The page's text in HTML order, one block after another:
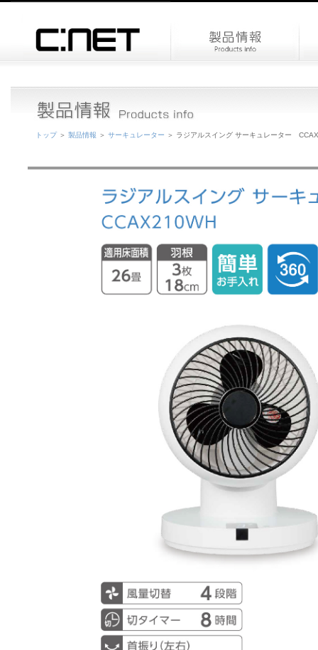
トップ＞ 製品情報 ＞ サーキュレーター ＞ ラジアルスイング サーキュレーター